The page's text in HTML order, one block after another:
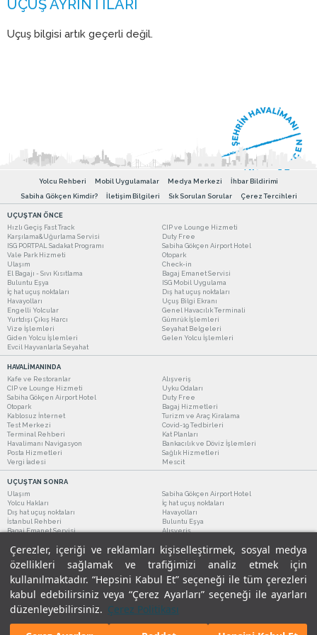
Çerezler, içeriği ve reklamları kişiselleştirmek, sosyal medya
özellikleri sağlamak ve trafiğimizi analiz etmek için
kullanılmaktadır. “Hepsini Kabul Et” seçeneği ile tüm çerezleri
kabul edebilirsiniz veya “Çerez Ayarları” seçeneği ile ayarları
düzenleyebilirsiniz. Çerez Politikası
Uçuş bilgisi artık geçerli değil.
Yolcu Rehberi Mobil Uygulamalar Medya Merkezi
İhbar Bildirimi
Sabiha Gökçen Kimdir?
İletişim Bilgileri Sık Sorulan Sorular Çerez Tercihleri
UÇUŞTAN ÖNCE
Hızlı Geçiş Fast Track
CIP ve Lounge Hizmeti
Karşılama&Uğurlama Servisi
Duty Free
ISG PORTPAL Sadakat Programı
Sabiha Gökçen Airport Hotel
Vale Park Hizmeti
Otopark
Ulaşım
Check-in
El Bagajı - Sıvı Kısıtlama
Bagaj Emanet Servisi
Buluntu Eşya
ISG Mobil Uygulama
İç hat uçuş noktaları
Dış hat uçuş noktaları
Havayolları
Uçuş Bilgi Ekranı
Engelli Yolcular
Genel Havacılık Terminali
Yurtdışı Çıkış Harcı
Gümrük İşlemleri
Vize İşlemleri
Seyahat Belgeleri
Giden Yolcu İşlemleri
Gelen Yolcu İşlemleri
Evcil Hayvanlarla Seyahat
HAVALİMANINDA
Kafe ve Restoranlar
Alışveriş
CIP ve Lounge Hizmeti
Uyku Odaları
Sabiha Gökçen Airport Hotel
Duty Free
Otopark
Bagaj Hizmetleri
Kablosuz İnternet
Turizm ve Araç Kiralama
Test Merkezi
Covid-19 Tedbirleri
Terminal Rehberi
Kat Planları
Havalimanı Navigasyon
Bankacılık ve Döviz İşlemleri
Posta Hizmetleri
Sağlık Hizmetleri
Vergi İadesi
Mescit
UÇUŞTAN SONRA
Ulaşım
Sabiha Gökçen Airport Hotel
Yolcu Hakları
İç hat uçuş noktaları
Dış hat uçuş noktaları
Havayolları
İstanbul Rehberi
Buluntu Eşya
Bagaj Emanet Servisi
Alışveriş